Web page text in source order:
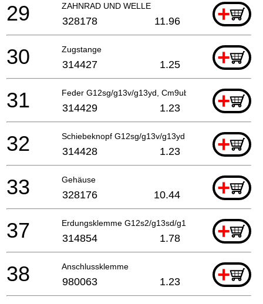
ZAHNRAD UND WELLE +
29 328178 11.96
Zugstange +
30 314427 1.25
Feder G12sg/g13v/g13yd, Cm9uby +
31 314429 1.23
Schiebeknopf G12sg/g13v/g13yd G13sb2/g12sa2,
+
32 314428 1.23
Gehäuse +
33 328176 10.44
Erdungsklemme G12s2/g13sd/g13v G13yd/g13sb2/
+
37 314854 1.78
Anschlussklemme +
38 980063 1.23